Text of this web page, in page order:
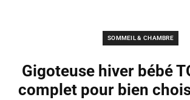
SOMMEIL & CHAMBRE
Gigoteuse hiver bébé
complet pour bien